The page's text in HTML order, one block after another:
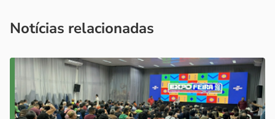
Notícias relacionadas